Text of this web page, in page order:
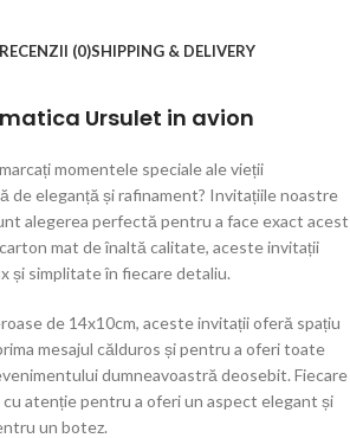
(0)SHIPPING & DELIVERY
Ursulet in avion
momentele speciale ale vieții
de eleganță și rafinament? Invitațiile noastre
alegerea perfectă pentru a face exact acest
mat de înaltă calitate, aceste invitații
și simplitate în fiecare detaliu.
de 14x10cm, aceste invitații oferă spațiu
mesajul călduros și pentru a oferi toate
dumneavoastră deosebit. Fiecare
atenție pentru a oferi un aspect elegant și
un botez.